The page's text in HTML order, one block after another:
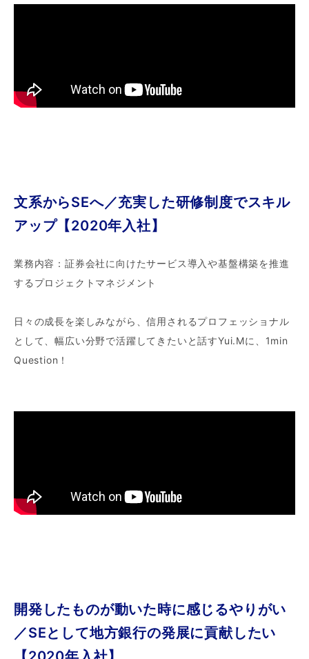
文系からSEへ／充実した研修制度でスキル
アップ【2020年入社】
業務内容：証券会社に向けたサービス導入や基盤構築を推進
するプロジェクトマネジメント
日々の成長を楽しみながら、信用されるプロフェッショナル
として、幅広い分野で活躍してきたいと話すYui.Mに、1min
Question！
開発したものが動いた時に感じるやりがい
／SEとして地方銀行の発展に貢献したい